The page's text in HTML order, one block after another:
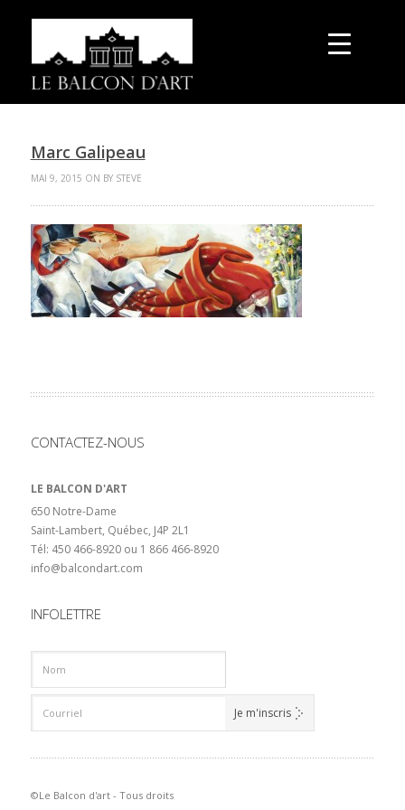
Marc Galipeau
MAI 9, 2015 ON BY STEVE
CONTACTEZ-NOUS
LE BALCON D'ART
650 Notre-Dame
Saint-Lambert, Québec, J4P 2L1
Tél: 450 466-8920 ou 1 866 466-8920
info@balcondart.com
INFOLETTRE
©Le Balcon d'art - Tous droits